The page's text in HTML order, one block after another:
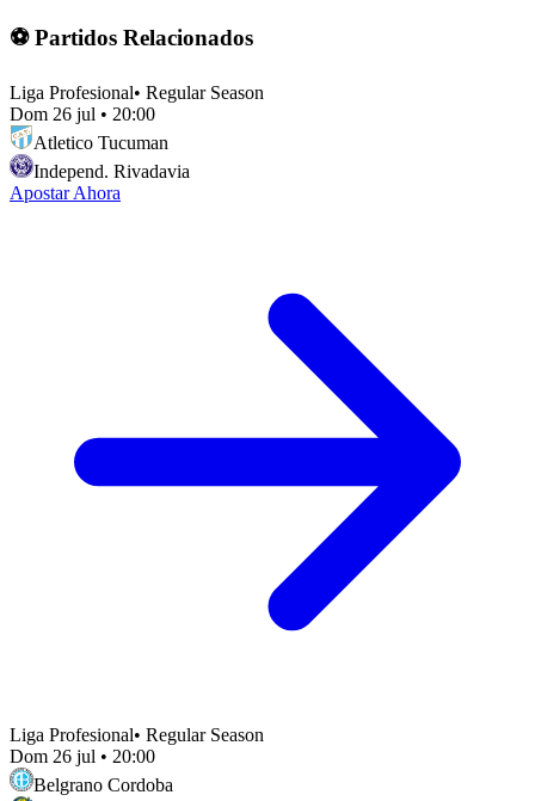
⚽ Partidos Relacionados
Liga Profesional• Regular Season
Dom 26 jul • 20:00
Atletico Tucuman
Independ. Rivadavia
Apostar Ahora
Liga Profesional• Regular Season
Dom 26 jul • 20:00
Belgrano Cordoba